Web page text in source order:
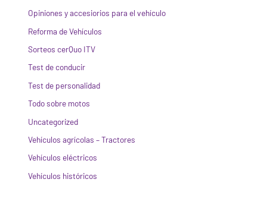
Opiniones y accesiorios para el vehículo
Reforma de Vehículos
Sorteos cerQuo ITV
Test de conducir
Test de personalidad
Todo sobre motos
Uncategorized
Vehículos agrícolas – Tractores
Vehículos eléctricos
Vehículos históricos